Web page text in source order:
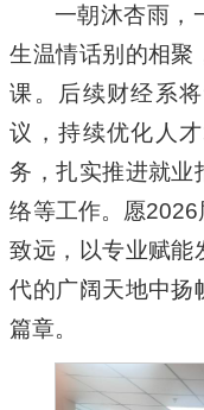
一朝沐杏雨，
生温情话别的相聚
课。后续财经系
议，持续优化人
务，扎实推进就业
络等工作。愿
致远，以专业赋能
代的广阔天地中扬
篇章。